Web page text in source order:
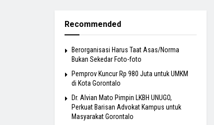
Recommended
Berorganisasi Harus Taat Asas/Norma
Bukan Sekedar Foto-foto
Pemprov Kuncur Rp 980 Juta untuk UMKM
di Kota Gorontalo
Dr. Alvian Mato Pimpin LKBH UNUGO,
Perkuat Barisan Advokat Kampus untuk
Masyarakat Gorontalo